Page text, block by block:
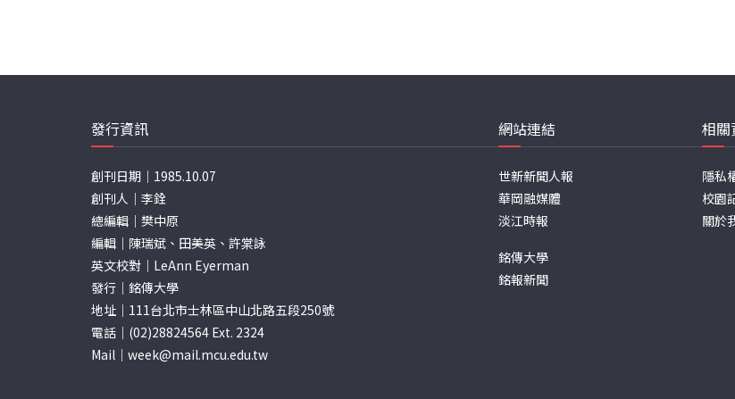
發行資訊
創刊日期｜1985.10.07
創刊人｜李銓
總編輯｜樊中原
編輯｜陳瑞斌、田美英、許棠詠
英文校對｜LeAnn Eyerman
發行｜銘傳大學
地址｜111台北市士林區中山北路五段250號
電話｜(02)28824564 Ext. 2324
Mail｜ week@mail.mcu.edu.tw
網站連結
世新新聞人報
華岡融媒體
淡江時報
銘傳大學
銘報新聞
相關
隱私
校園
關於